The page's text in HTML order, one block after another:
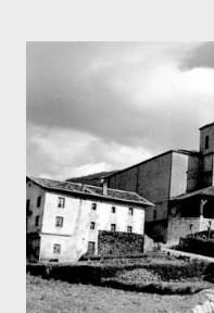
con el cetáceo que vino a
cuentan las crónicas (no
menos en biología
cachalote. El nombre
de gran tamaño y se
dientes) y Misticetos
grupo se encuentra el
cuanto al ejemplar que